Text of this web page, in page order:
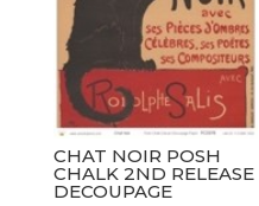
CHAT NOIR POSH
CHALK 2ND RELEASE
DECOUPAGE